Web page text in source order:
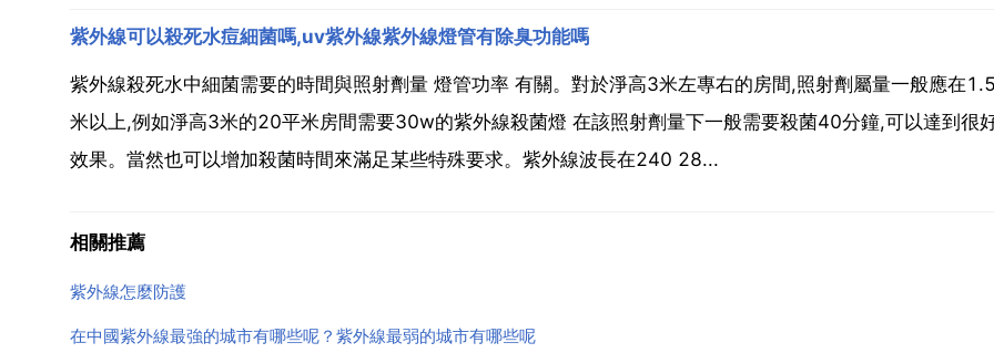
紫外線可以殺死水痘細菌嗎,uv紫外線紫外線燈管有除臭功能嗎
紫外線殺死水中細菌需要的時間與照射劑量 燈管功率 有關。對於淨高3米左專右的房間,照射劑屬量一般應在
米以上,例如淨高3米的20平米房間需要30w的紫外線殺菌燈 在該照射劑量下一般需要殺菌40分鐘,可以達到很
效果。當然也可以增加殺菌時間來滿足某些特殊要求。紫外線波長在240 28...
相關推薦
紫外線怎麼防護
在中國紫外線最強的城市有哪些呢？紫外線最弱的城市有哪些呢